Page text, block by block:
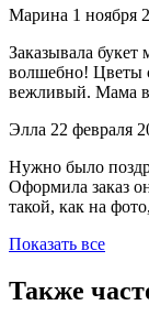
Марина 1 ноября
Заказывала
волшебно! Цветы
вежливый. Мама в
Элла 22 февраля
Нужно было
Оформила заказ
такой, как на
Показать все
Также